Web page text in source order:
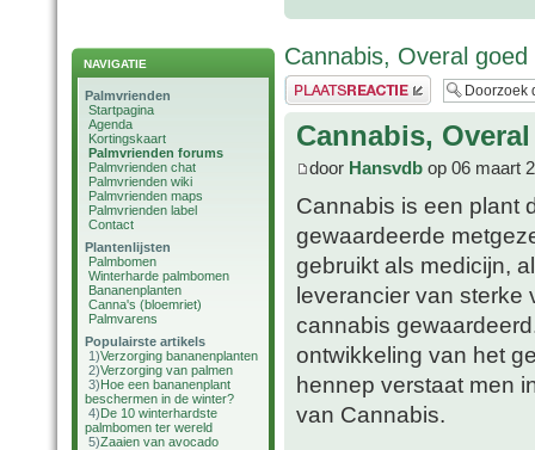
NAVIGATIE
Palmvrienden
Startpagina
Agenda
Kortingskaart
Palmvrienden forums
Palmvrienden chat
Palmvrienden wiki
Palmvrienden maps
Palmvrienden label
Contact
Plantenlijsten
Palmbomen
Winterharde palmbomen
Bananenplanten
Canna's (bloemriet)
Palmvarens
Populairste artikels
1)Verzorging bananenplanten
2)Verzorging van palmen
3)Hoe een bananenplant
beschermen in de winter?
4)De 10 winterhardste
palmbomen ter wereld
5)Zaaien van avocado
Cannabis, Overal goed
Plaats een reactie
Cannabis,
door Hansvdb op 06 maart
Cannabis is een plant
gewaardeerde
gebruikt als medicijn,
leverancier van sterke
cannabis
ontwikkeling van het
hennep verstaat men
van Cannabis.